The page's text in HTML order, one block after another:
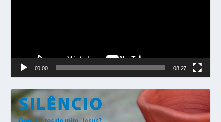
00:00 08:27